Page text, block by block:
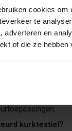
cookies om
te
adverteren en
of die ze hebben
gekleurde
kurkleer uit
kurktextiel?